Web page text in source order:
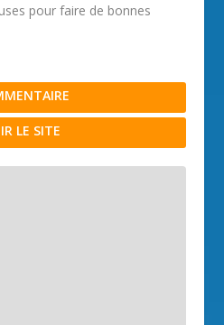
pour faire de bonnes
LE SITE